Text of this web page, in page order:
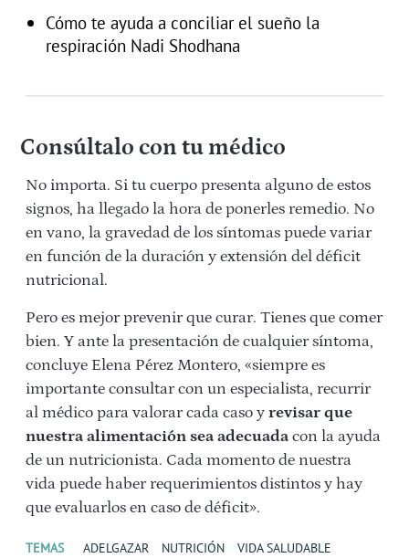
Cómo te ayuda a conciliar el sueño la
respiración Nadi Shodhana
Consúltalo con tu médico
No importa. Si tu cuerpo presenta alguno de estos
signos, ha llegado la hora de ponerles remedio. No
en vano, la gravedad de los síntomas puede variar
en función de la duración y extensión del déficit
nutricional.
Pero es mejor prevenir que curar. Tienes que comer
bien. Y ante la presentación de cualquier síntoma,
concluye Elena Pérez Montero, «siempre es
importante consultar con un especialista, recurrir
al médico para valorar cada caso y revisar que
nuestra alimentación sea adecuada con la ayuda
de un nutricionista. Cada momento de nuestra
vida puede haber requerimientos distintos y hay
que evaluarlos en caso de déficit».
TEMAS ADELGAZAR NUTRICIÓN VIDA SALUDABLE